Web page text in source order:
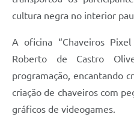
cultura negra no interior
A oficina “Chaveiros
Roberto de Castro
programação, encantando
criação de chaveiros com
gráficos de videogames.